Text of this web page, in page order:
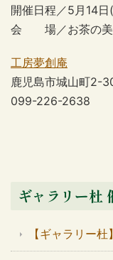
開催日程／5月14日
会 場／お茶の美
工房夢創庵
鹿児島市城山町2-
099-226-2638
ギャラリー杜
【ギャラリー